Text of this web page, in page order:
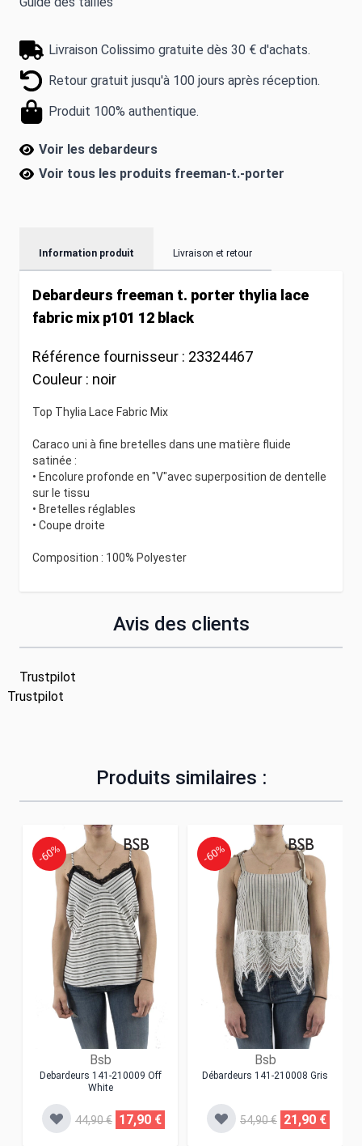
Livraison Colissimo gratuite dès 30 € d'achats.
Retour gratuit jusqu'à 100 jours après réception.
Produit 100% authentique.
Voir les debardeurs
Voir tous les produits freeman-t.-porter
Information produit Livraison et retour
Debardeurs freeman t. porter thylia lace
fabric mix p101 12 black
Référence fournisseur : 23324467
Couleur : noir
Top Thylia Lace Fabric Mix
Caraco uni à fine bretelles dans une matière fluide
satinée :
• Encolure profonde en "V"avec superposition de dentelle
sur le tissu
• Bretelles réglables
• Coupe droite
Composition : 100% Polyester
Avis des clients
Trustpilot
Trustpilot
Produits similaires :
Bsb
Debardeurs 141-210009 Off
White
-60%
44,90 € 17,90 €
Bsb
Débardeurs 141-210008 Gris
-60%
54,90 € 21,90 €